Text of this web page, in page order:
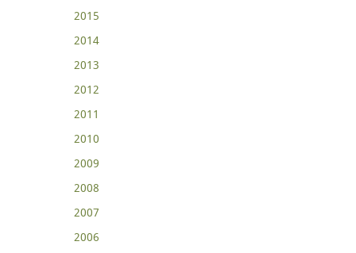
2015
2014
2013
2012
2011
2010
2009
2008
2007
2006